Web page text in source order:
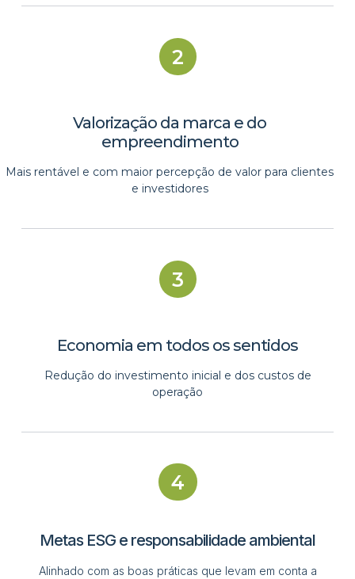
2
Valorização da marca e do
empreendimento​
Mais rentável e com maior percepção de valor para clientes
e investidores
3
Economia em todos os sentidos​
Redução do investimento inicial e dos custos de
operação
4
Metas ESG e responsabilidade ambiental
Alinhado com as boas práticas que levam em conta a